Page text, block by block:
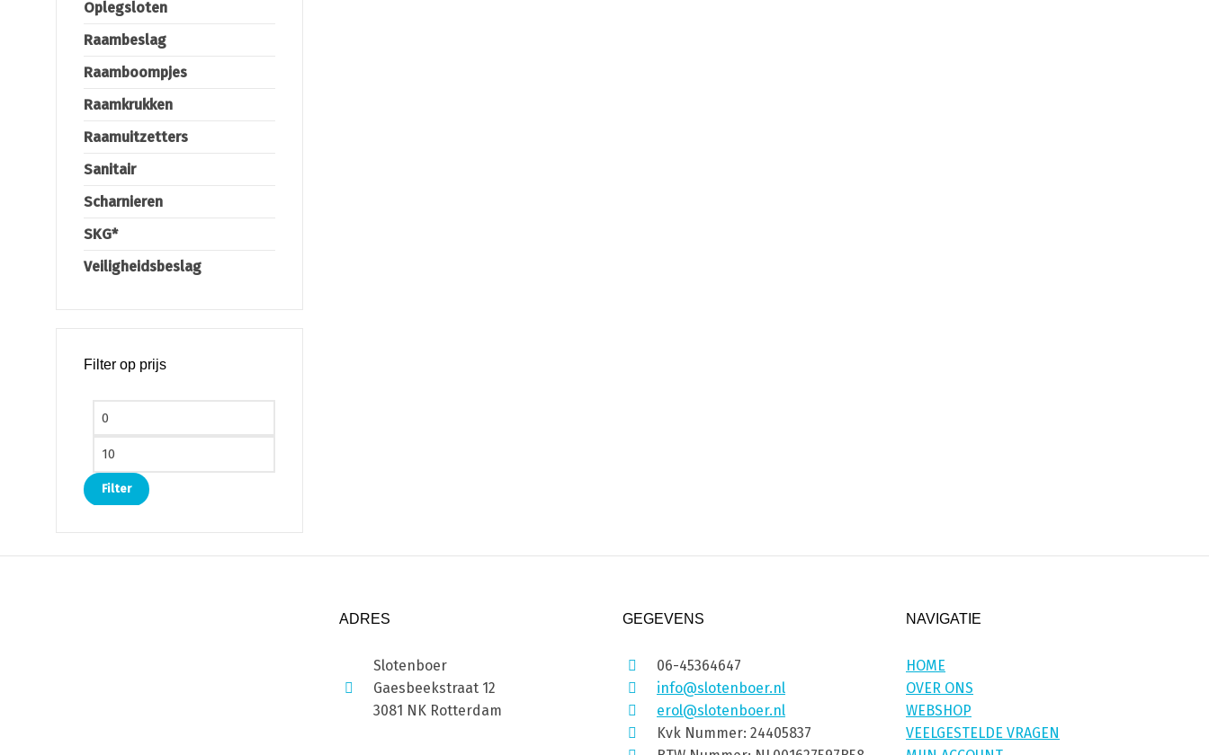
Oplegsloten
Raambeslag
Raamboompjes
Raamkrukken
Raamuitzetters
Sanitair
Scharnieren
SKG*
Veiligheidsbeslag
Filter op prijs
Min. prijs
Filter
ADRES
Slotenboer
Gaesbeekstraat 12
3081 NK Rotterdam
GEGEVENS
06-45364647
info@slotenboer.nl
erol@slotenboer.nl
Kvk Nummer: 24405837
NAVIGATIE
HOME
OVER ONS
WEBSHOP
VEELGESTELDE VRAGEN